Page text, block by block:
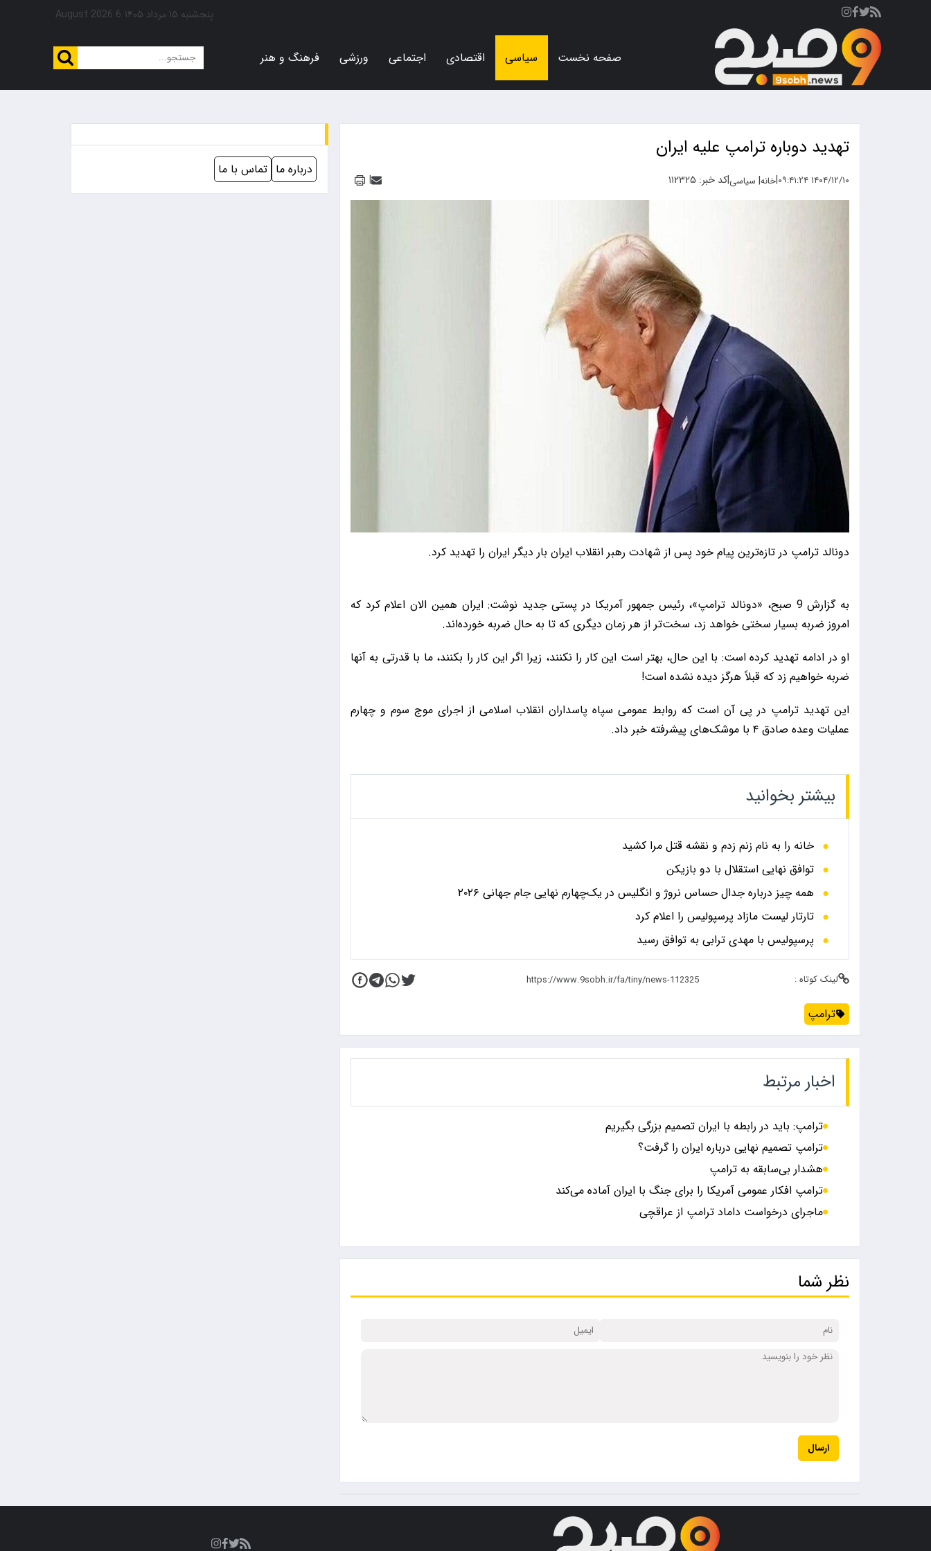
پنجشنبه ۱۵ مرداد ۱۴۰۵ 6 August 2026
صفحه نخست سیاسی اقتصادی اجتماعی ورزشی فرهنگ و هنر
تهدید دوباره ترامپ علیه ایران
۱۴۰۴/۱۲/۱۰ ۰۹:۴۱:۲۴ |خانه| سیاسی|کد خبر: ۱۱۲۳۲۵ |
دونالد ترامپ در تازه‌ترین پیام خود پس از شهادت رهبر انقلاب ایران بار دیگر ایران را تهدید کرد.
به گزارش 9 صبح، «دونالد ترامپ»، رئیس جمهور آمریکا در پستی جدید نوشت: ایران همین الان اعلام کرد که
امروز ضربه بسیار سختی خواهد زد، سخت‌تر از هر زمان دیگری که تا به حال ضربه خورده‌اند.
او در ادامه تهدید کرده است: با این حال، بهتر است این کار را نکنند، زیرا اگر این کار را بکنند، ما با قدرتی به آنها
ضربه خواهیم زد که قبلاً هرگز دیده نشده است!
این تهدید ترامپ در پی آن است که روابط عمومی سپاه پاسداران انقلاب اسلامی از اجرای موج سوم و چهارم
عملیات وعده صادق ۴ با موشک‌های پیشرفته خبر داد.
بیشتر بخوانید
خانه را به نام زنم زدم و نقشه قتل مرا کشید
توافق نهایی استقلال با دو بازیکن
همه چیز درباره جدال حساس نروژ و انگلیس در یک‌چهارم نهایی جام جهانی ۲۰۲۶
تارتار لیست مازاد پرسپولیس را اعلام کرد
پرسپولیس با مهدی ترابی به توافق رسید
لینک کوتاه :
ترامپ
اخبار مرتبط
ترامپ: باید در رابطه با ایران تصمیم بزرگی بگیریم
ترامپ تصمیم نهایی درباره ایران را گرفت؟
هشدار بی‌سابقه به ترامپ
ترامپ افکار عمومی آمریکا را برای جنگ با ایران آماده می‌کند
ماجرای درخواست داماد ترامپ از عراقچی
نظر شما
ارسال
درباره ما تماس با ما